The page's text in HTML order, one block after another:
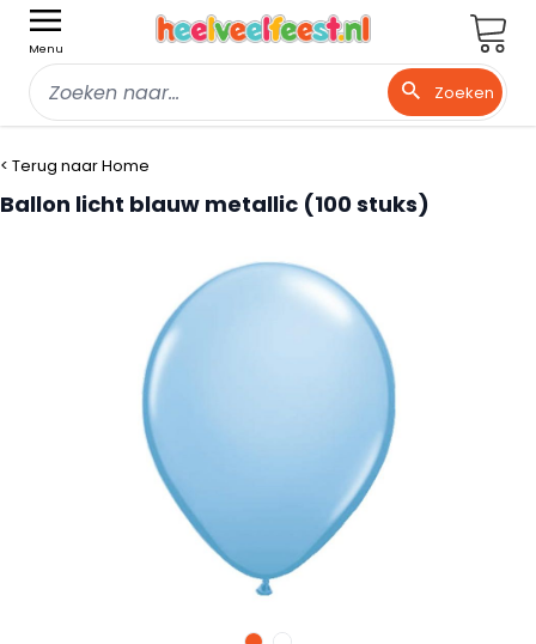
Menu
Zoeken
< Terug naar Home
Ballon licht blauw metallic (100 stuks)